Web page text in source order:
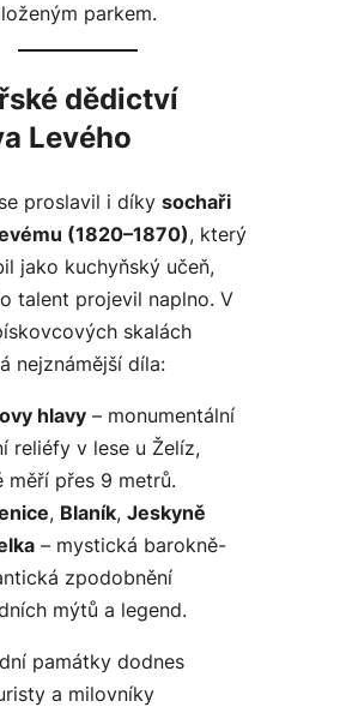
parkem.
dědictví
Levého
proslavil i díky sochaři
(1820–1870), který
jako kuchyňský učeň,
talent projevil naplno. V
skalách
nejznámější díla:
hlavy – monumentální
reliéfy v lese u Želíz,
měří přes 9 metrů.
, Blaník, Jeskyně
– mystická barokně-
zpodobnění
mýtů a legend.
památky dodnes
a milovníky